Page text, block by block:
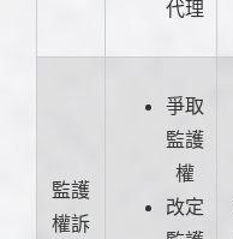
代理
監護
權訴
爭取
監護
權
改定